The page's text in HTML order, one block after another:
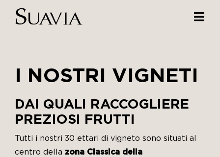
Salta
I nostri vini
Noi di Suavia
I NOSTRI VIGNETI
DAI QUALI RACCOGLIERE
PREZIOSI FRUTTI
Tutti i nostri 30 ettari di vigneto sono situati al
centro della zona Classica della